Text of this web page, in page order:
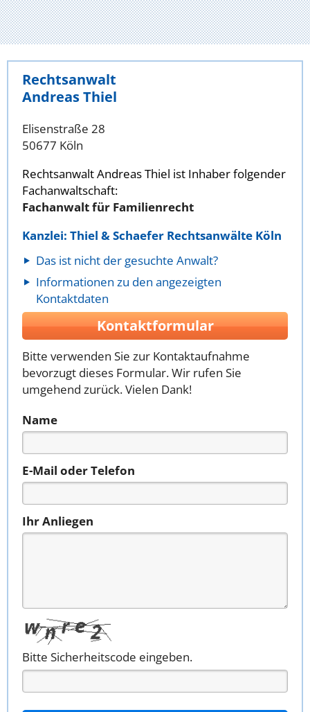
Rechtsanwalt
Andreas Thiel
Elisenstraße 28
50677 Köln
Rechtsanwalt Andreas Thiel ist Inhaber folgender
Fachanwaltschaft:
Fachanwalt für Familienrecht
Kanzlei: Thiel & Schaefer Rechtsanwälte Köln
Das ist nicht der gesuchte Anwalt?
Informationen zu den angezeigten
Kontaktdaten
Kontaktformular
Bitte verwenden Sie zur Kontaktaufnahme
bevorzugt dieses Formular. Wir rufen Sie
umgehend zurück. Vielen Dank!
Name
E-Mail oder Telefon
Ihr Anliegen
Bitte Sicherheitscode eingeben.